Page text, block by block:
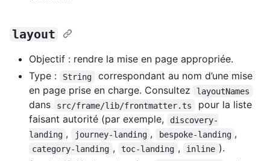
layout
Objectif : rendre la mise en page appropriée.
Type :
String
correspondant au nom d’une mise
en page prise en charge. Consultez
layoutNames
dans src/frame/lib/frontmatter.ts
pour la liste
faisant autorité (par exemple,
discovery-
landing , journey-landing , bespoke-landing ,
category-landing , toc-landing , inline ).